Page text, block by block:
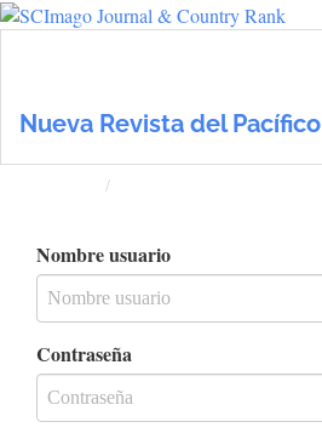
principal
Nueva Revista del Pacífico
Nombre usuario
Contraseña